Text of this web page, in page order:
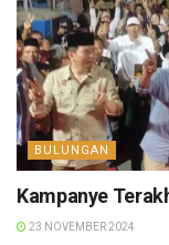
BULUNGAN
Kampanye
23 NOVEMBER 2024